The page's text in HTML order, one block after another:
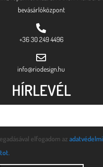
bevásárlóközpont
+36 30 249 4496
info@riodesign.hu
HÍRLEVÉL
elfogadom az